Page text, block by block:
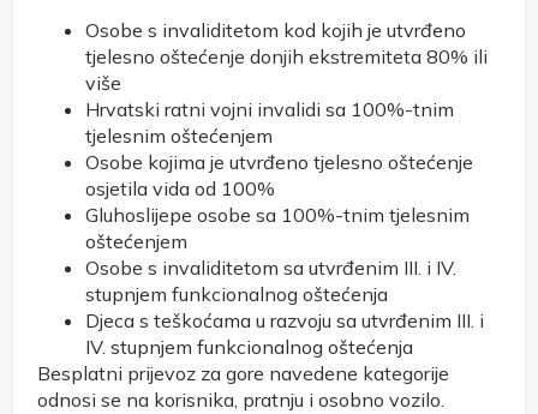
Osobe s invaliditetom kod kojih je utvrđeno
tjelesno oštećenje donjih ekstremiteta 80% ili
više
Hrvatski ratni vojni invalidi sa 100%-tnim
tjelesnim oštećenjem
Osobe kojima je utvrđeno tjelesno oštećenje
osjetila vida od 100%
Gluhoslijepe osobe sa 100%-tnim tjelesnim
oštećenjem
Osobe s invaliditetom sa utvrđenim III. i IV.
stupnjem funkcionalnog oštećenja
Djeca s teškoćama u razvoju sa utvrđenim III. i
IV. stupnjem funkcionalnog oštećenja
Besplatni prijevoz za gore navedene kategorije
odnosi se na korisnika, pratnju i osobno vozilo.